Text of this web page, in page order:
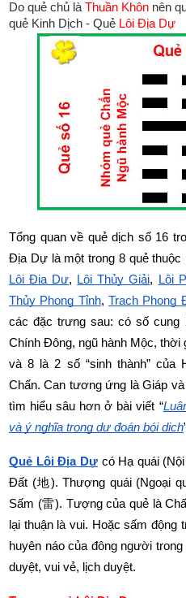
Do quẻ chủ làThuần Khôn nên
quẻ Kinh Dịch - Quẻ Lôi Địa Dự
Tổng quan về quẻ dịch số 16
Địa Dự là một trong 8 quẻ thuộc
Lôi Địa Dự, Lôi Thủy Giải, Lôi
Thủy Phong Tỉnh, Trạch Phong
các đặc trưng sau: có số
Chính Đông, ngũ hành Mộc,
và 8 là 2 số “sinh thành” của
Chấn. Can tương ứng là Giáp
tìm hiểu sâu hơn ở bài viết “
và ý nghĩa trong dự đoán bói dịch
Quẻ Lôi Địa Dự có Hạ quái
Đất (地). Thượng quái (Ngoại
Sấm (雷). Tượng của quẻ là
lại thuận là vui. Hoặc sấm động
huyên náo của đông người
duyệt, vui vẻ, lịch duyệt.